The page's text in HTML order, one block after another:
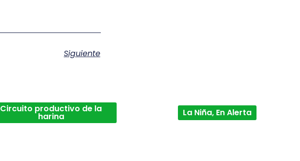
Siguiente
Circuito productivo de la
harina La Niña, En Alerta